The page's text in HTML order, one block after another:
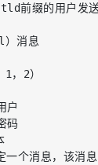
前缀的用户发
消息
，2）
户
码
消息，该消